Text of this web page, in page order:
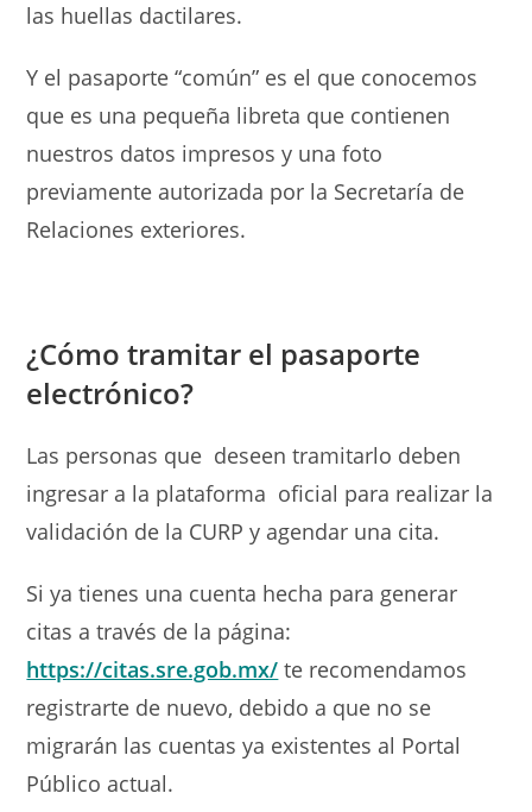
las huellas dactilares.
Y el pasaporte “común” es el que conocemos
que es una pequeña libreta que contienen
nuestros datos impresos y una foto
previamente autorizada por la Secretaría de
Relaciones exteriores.
¿Cómo tramitar el pasaporte
electrónico?
Las personas que deseen tramitarlo deben
ingresar a la plataforma oficial para realizar la
validación de la CURP y agendar una cita.
Si ya tienes una cuenta hecha para generar
citas a través de la página:
https://citas.sre.gob.mx/ te recomendamos
registrarte de nuevo, debido a que no se
migrarán las cuentas ya existentes al Portal
Público actual.